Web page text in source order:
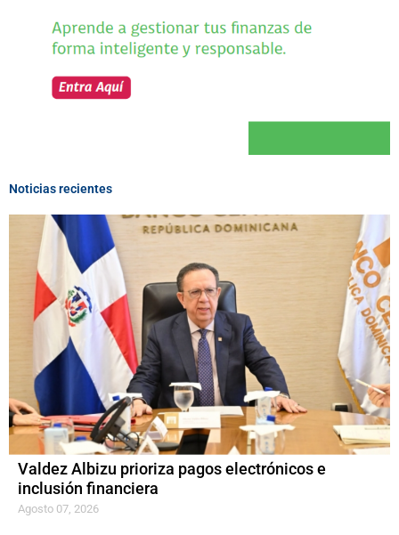
Noticias recientes
Valdez Albizu prioriza pagos electrónicos e
inclusión financiera
Agosto 07, 2026